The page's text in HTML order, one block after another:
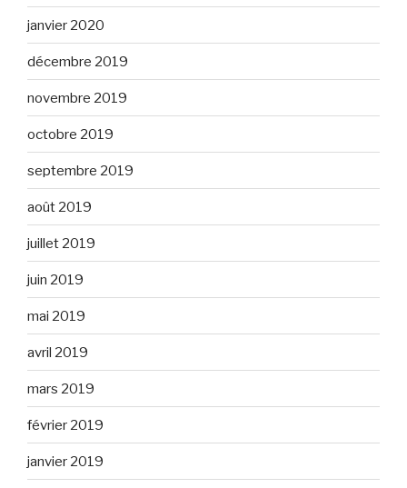
janvier 2020
décembre 2019
novembre 2019
octobre 2019
septembre 2019
août 2019
juillet 2019
juin 2019
mai 2019
avril 2019
mars 2019
février 2019
janvier 2019